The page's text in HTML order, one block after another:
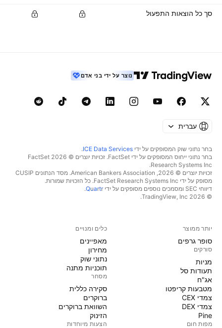
סך כל הוצאות התפעול
נוצר על ידי בני אדם
עברית
בחר נתוני שוק המסופקים על ידי ICE Data Services
.
בחר נתוני ייחוס המסופקים על ידי FactSet. זכויות יוצרים © 2026 ‏FactSet
Research Systems Inc.‏
זכויות יוצרים © 2026, ‏American Bankers Association. מסד הנתונים CUSIP
מסופק על ידי FactSet Research Systems Inc. כל הזכויות שמורות.
דיווחי SEC ומסמכים נוספים מסופקים על ידי
Quartr
.
© 2026 ‏TradingView, Inc.‏
יותר ממוצר
סופר גרפים
סורקים
מניות‏
תעודות סל
אג"ח
מטבעות קריפטו
צמדי CEX
צמדי DEX
Pine
מפות חום
כלים ומנויים
מאפיינים
מחירון
נתוני שוק
תוכניות מתנה
מסחר
סקירה כללית
ברוקרים
השוואת ברוקרים
הזינוק
הצעות מיוחדות